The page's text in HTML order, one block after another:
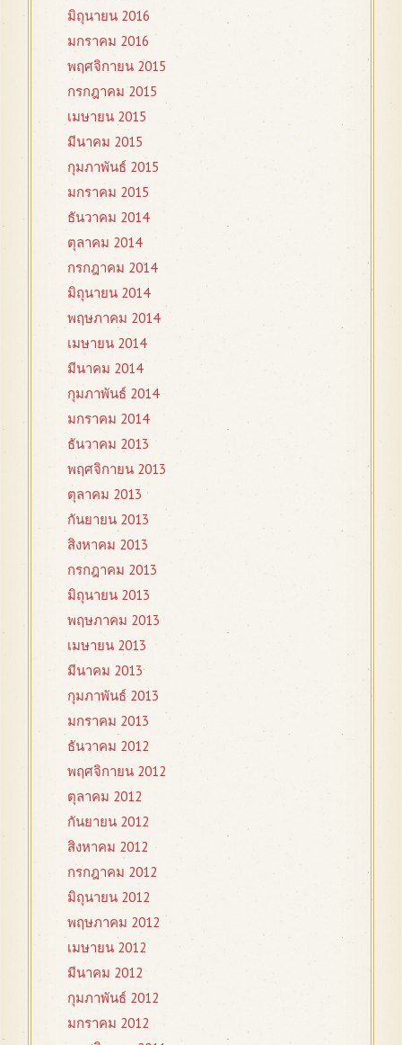
มิถุนายน 2016
มกราคม 2016
พฤศจิกายน 2015
กรกฎาคม 2015
เมษายน 2015
มีนาคม 2015
กุมภาพันธ์ 2015
มกราคม 2015
ธันวาคม 2014
ตุลาคม 2014
กรกฎาคม 2014
มิถุนายน 2014
พฤษภาคม 2014
เมษายน 2014
มีนาคม 2014
กุมภาพันธ์ 2014
มกราคม 2014
ธันวาคม 2013
พฤศจิกายน 2013
ตุลาคม 2013
กันยายน 2013
สิงหาคม 2013
กรกฎาคม 2013
มิถุนายน 2013
พฤษภาคม 2013
เมษายน 2013
มีนาคม 2013
กุมภาพันธ์ 2013
มกราคม 2013
ธันวาคม 2012
พฤศจิกายน 2012
ตุลาคม 2012
กันยายน 2012
สิงหาคม 2012
กรกฎาคม 2012
มิถุนายน 2012
พฤษภาคม 2012
เมษายน 2012
มีนาคม 2012
กุมภาพันธ์ 2012
มกราคม 2012